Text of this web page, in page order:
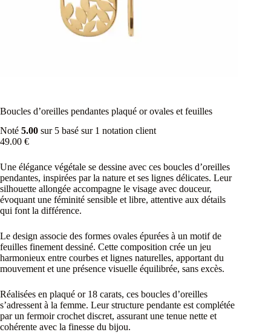
Boucles d’oreilles pendantes plaqué or ovales et feuilles
Noté 5.00 sur 5 basé sur 1 notation client
49.00 €
Une élégance végétale se dessine avec ces boucles d’oreilles
pendantes, inspirées par la nature et ses lignes délicates. Leur
silhouette allongée accompagne le visage avec douceur,
évoquant une féminité sensible et libre, attentive aux détails
qui font la différence.
Le design associe des formes ovales épurées à un motif de
feuilles finement dessiné. Cette composition crée un jeu
harmonieux entre courbes et lignes naturelles, apportant du
mouvement et une présence visuelle équilibrée, sans excès.
Réalisées en plaqué or 18 carats, ces boucles d’oreilles
s’adressent à la femme. Leur structure pendante est complétée
par un fermoir crochet discret, assurant une tenue nette et
cohérente avec la finesse du bijou.